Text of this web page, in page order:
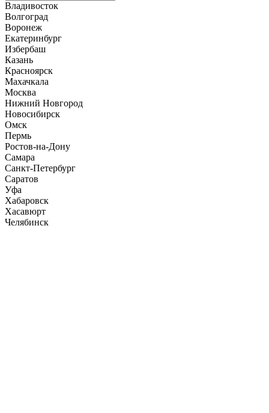
Владивосток
Волгоград
Воронеж
Екатеринбург
Избербаш
Казань
Красноярск
Махачкала
Москва
Нижний Новгород
Новосибирск
Омск
Пермь
Ростов-на-Дону
Самара
Санкт-Петербург
Саратов
Уфа
Хабаровск
Хасавюрт
Челябинск